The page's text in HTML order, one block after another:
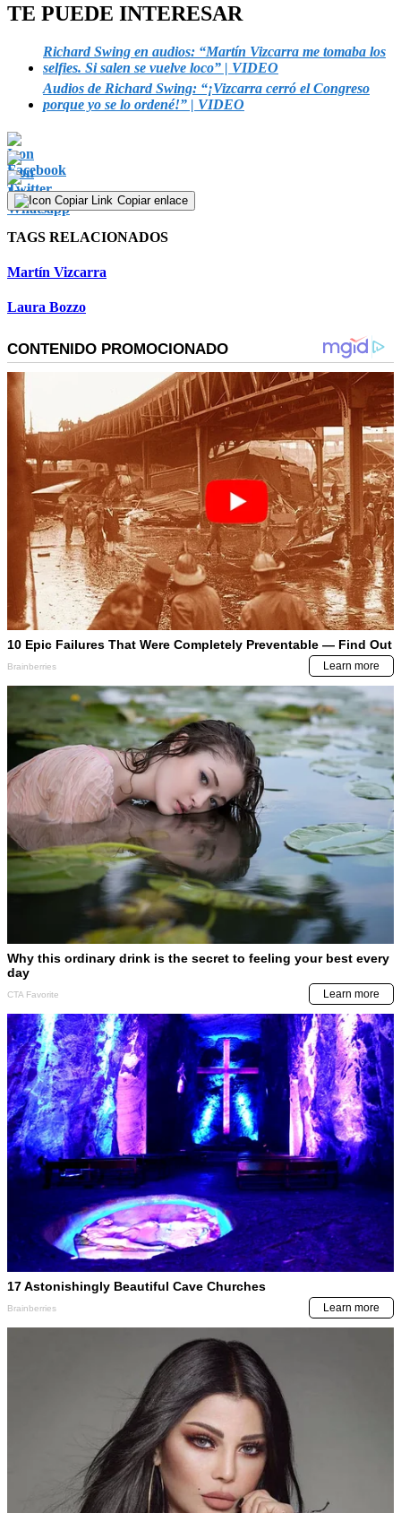
TE PUEDE INTERESAR
Richard Swing en audios: “Martín Vizcarra me tomaba los
selfies. Si salen se vuelve loco” | VIDEO
Audios de Richard Swing: “¡Vizcarra cerró el Congreso
porque yo se lo ordené!” | VIDEO
Copiar enlace
TAGS RELACIONADOS
Martín Vizcarra
Laura Bozzo